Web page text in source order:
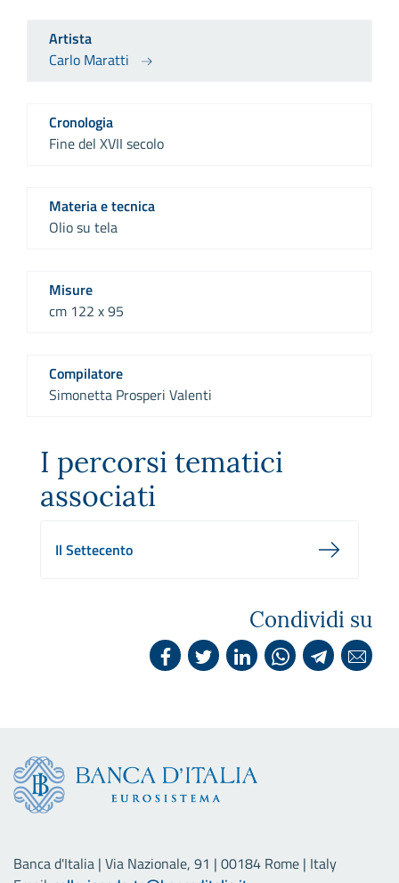
Artista
Carlo Maratti
Cronologia
Fine del XVII secolo
Materia e tecnica
Olio su tela
Misure
cm 122 x 95
Compilatore
Simonetta Prosperi Valenti
I percorsi tematici
associati
Il Settecento
Condividi su
Banca d'Italia | Via Nazionale, 91 | 00184 Rome | Italy